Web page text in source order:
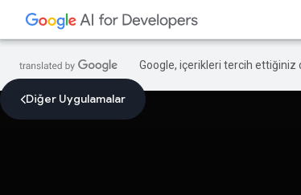
Google, içerikleri tercih ettiğiniz
Diğer Uygulamalar